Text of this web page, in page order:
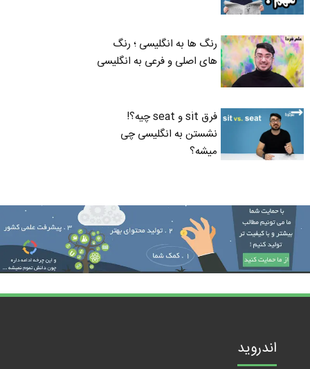
رنگ ها به انگلیسی ؛ رنگ
های اصلی و فرعی به انگلیسی
فرق sit و seat چیه؟!
نشستن به انگلیسی چی
میشه؟
اندروید